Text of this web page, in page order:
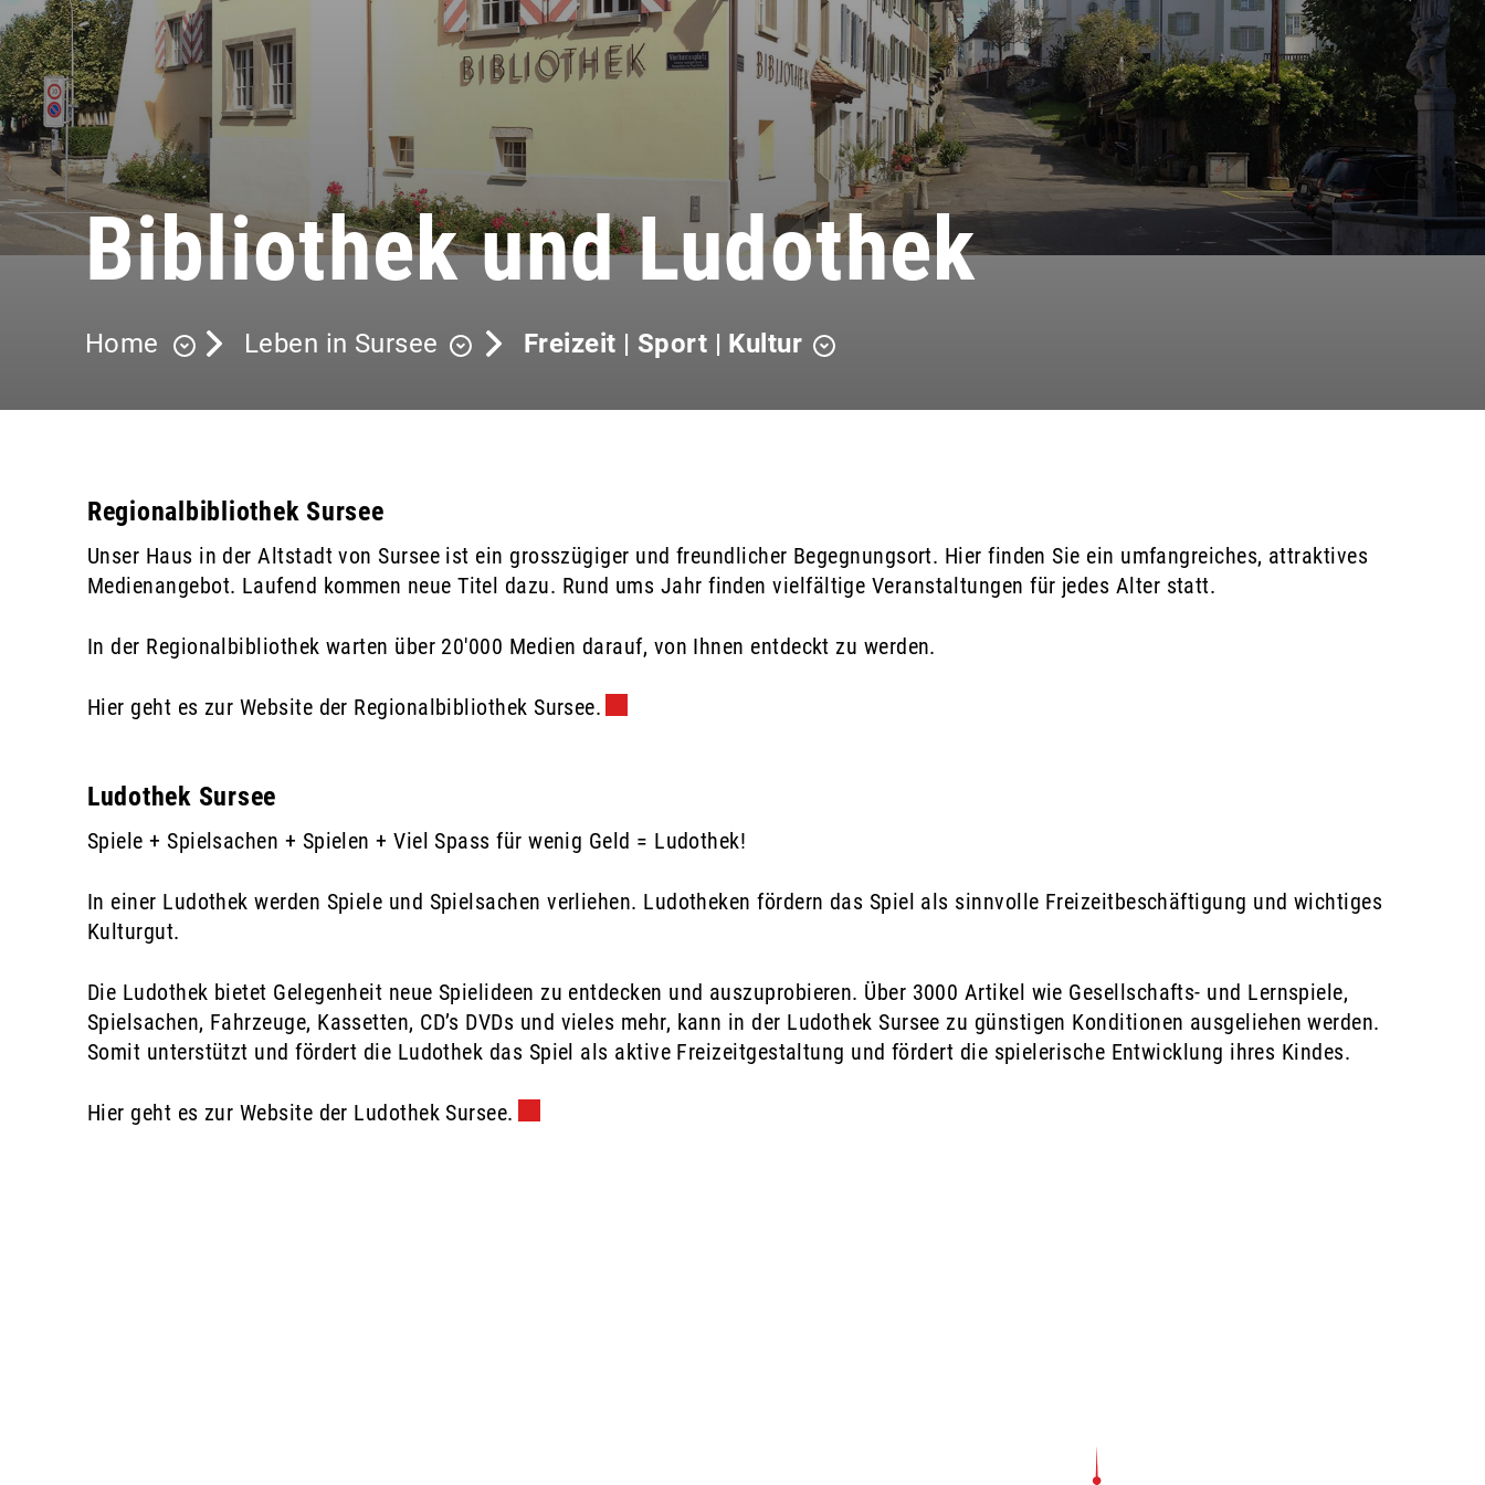
Bibliothek und Ludothek
Home Leben in Sursee Freizeit | Sport | Kultur
Regionalbibliothek Sursee
Unser Haus in der Altstadt von Sursee ist ein grosszügiger und freundlicher Begegnungsort. Hier finden Sie ein umfangreiches, attraktives
Medienangebot. Laufend kommen neue Titel dazu. Rund ums Jahr finden vielfältige Veranstaltungen für jedes Alter statt.
In der Regionalbibliothek warten über 20'000 Medien darauf, von Ihnen entdeckt zu werden.
Hier geht es zur Website der Regionalbibliothek Sursee.
Ludothek Sursee
Spiele + Spielsachen + Spielen + Viel Spass für wenig Geld = Ludothek!
In einer Ludothek werden Spiele und Spielsachen verliehen. Ludotheken fördern das Spiel als sinnvolle Freizeitbeschäftigung und wichtiges
Kulturgut.
Die Ludothek bietet Gelegenheit neue Spielideen zu entdecken und auszuprobieren. Über 3000 Artikel wie Gesellschafts- und Lernspiele,
Spielsachen, Fahrzeuge, Kassetten, CD’s DVDs und vieles mehr, kann in der Ludothek Sursee zu günstigen Konditionen ausgeliehen werden.
Somit unterstützt und fördert die Ludothek das Spiel als aktive Freizeitgestaltung und fördert die spielerische Entwicklung ihres Kindes.
Hier geht es zur Website der Ludothek Sursee.